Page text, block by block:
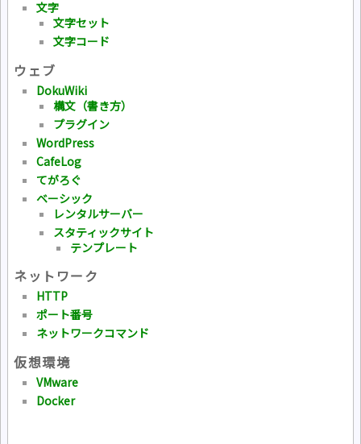
文字
文字セット
文字コード
ウェブ
DokuWiki
構文（書き方）
プラグイン
WordPress
CafeLog
てがろぐ
ベーシック
レンタルサーバー
スタティックサイト
テンプレート
ネットワーク
HTTP
ポート番号
ネットワークコマンド
仮想環境
VMware
Docker